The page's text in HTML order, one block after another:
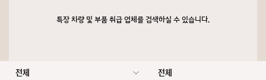
특장 차량 및 부품 취급 업체를 검색하실 수 있습니다.